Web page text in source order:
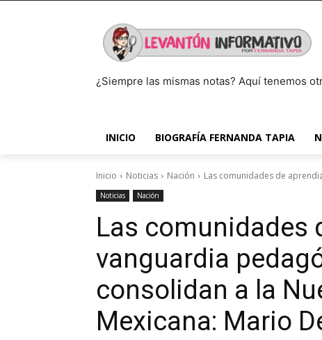
¿Siempre las mismas notas? Aquí tenemos
INICIO BIOGRAFÍA FERNANDA TAPIA
Inicio Noticias Nación Las comunidades de
Noticias Nación
Las comunidades
vanguardia
consolidan a la
Mexicana: Mario